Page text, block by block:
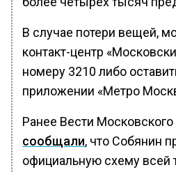
В случае потери вещей,
контакт-центр
номеру 3210 либо
приложении «Метро
Ранее Вести Московского
сообщали, что Собянин
официальную схему всей